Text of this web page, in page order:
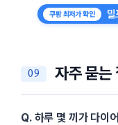
자주 묻는
Q. 하루 몇 끼가 다이